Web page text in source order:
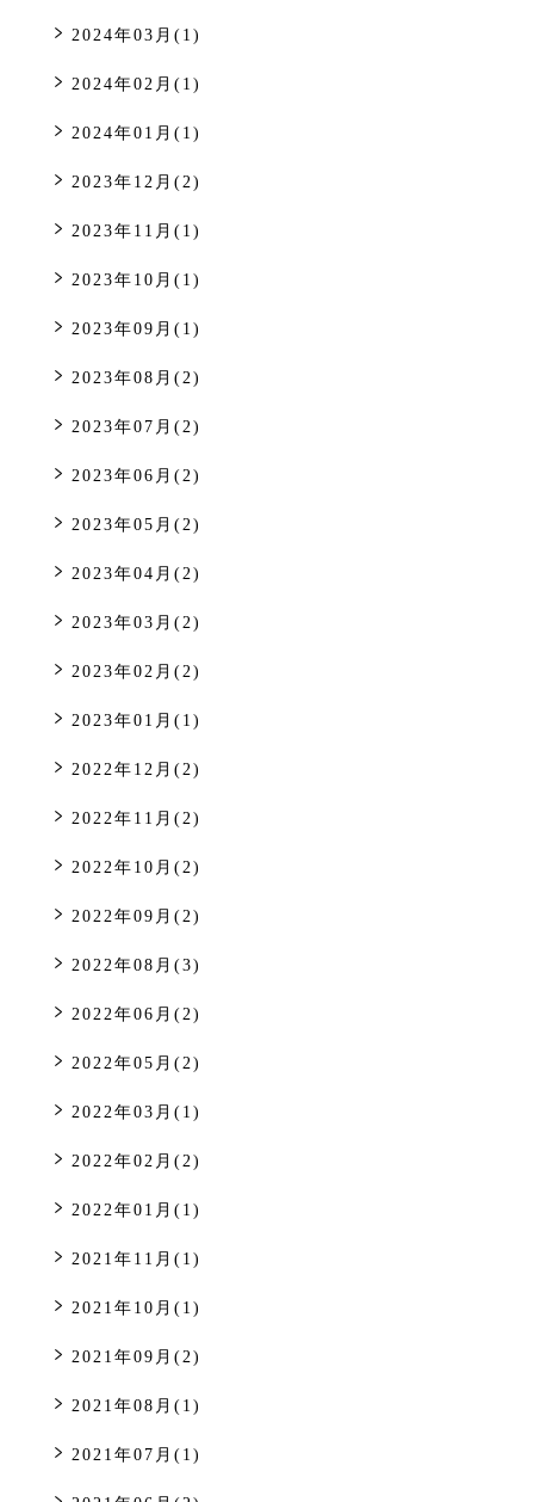
2024年03月(1)
2024年02月(1)
2024年01月(1)
2023年12月(2)
2023年11月(1)
2023年10月(1)
2023年09月(1)
2023年08月(2)
2023年07月(2)
2023年06月(2)
2023年05月(2)
2023年04月(2)
2023年03月(2)
2023年02月(2)
2023年01月(1)
2022年12月(2)
2022年11月(2)
2022年10月(2)
2022年09月(2)
2022年08月(3)
2022年06月(2)
2022年05月(2)
2022年03月(1)
2022年02月(2)
2022年01月(1)
2021年11月(1)
2021年10月(1)
2021年09月(2)
2021年08月(1)
2021年07月(1)